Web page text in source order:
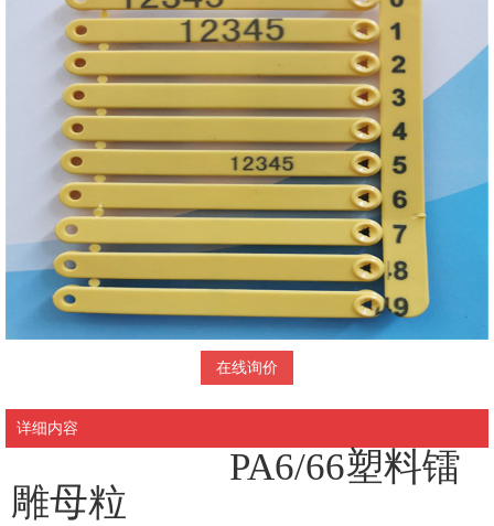
在线询价
详细内容
PA6/66塑料镭
雕母粒